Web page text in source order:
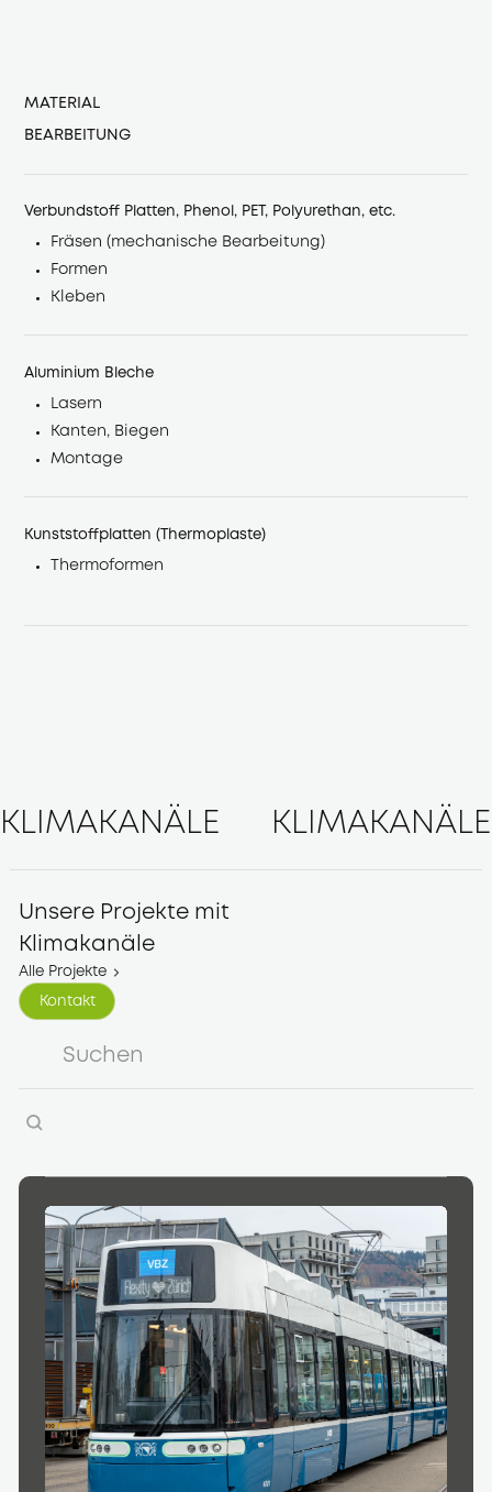
MATERIAL
BEARBEITUNG
Verbundstoff Platten, Phenol, PET, Polyurethan, etc.
Fräsen (mechanische Bearbeitung)
Formen
Kleben
Aluminium Bleche
Lasern
Kanten, Biegen
Montage
Kunststoffplatten (Thermoplaste)
Thermoformen
KLIMAKANÄLE KLIMAKANÄLE
Unsere Projekte mit
Klimakanäle
Alle Projekte
Kontakt
Kontakt